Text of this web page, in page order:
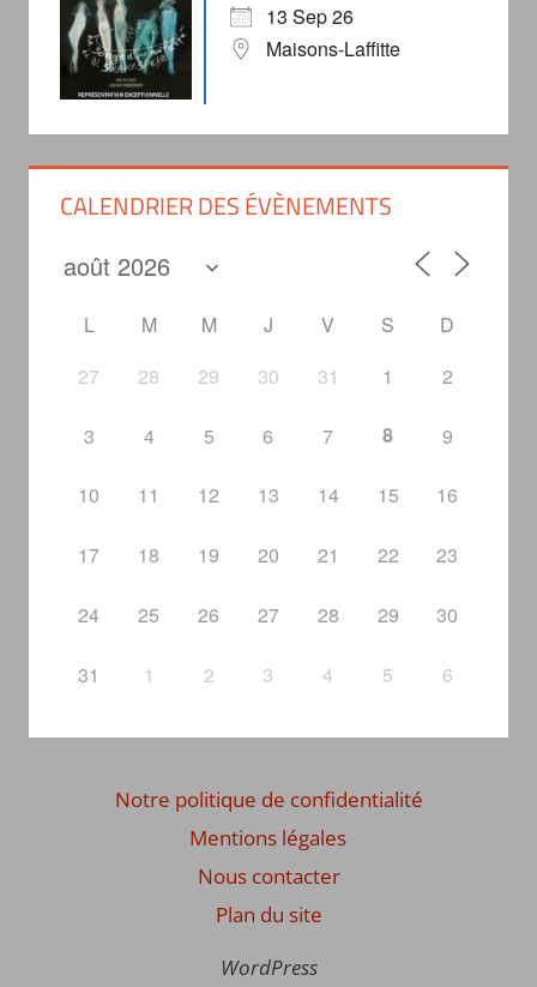
13 Sep 26
Maisons-Laffitte
CALENDRIER DES ÉVÈNEMENTS
L M M J V S
D
27
28 29 30 31 1 2
3 4 5 6 7 8 9
10 11 12 13 14 15 16
17 18 19 20 21 22 23
24 25 26 27 28 29 30
31 1 2 3 4 5 6
Nous contacter
Plan du site
Notre politique de confidentialité
Mentions légales
WordPress